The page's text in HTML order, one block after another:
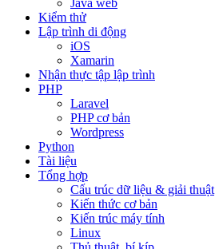
Java web
Kiểm thử
Lập trình di động
iOS
Xamarin
Nhận thực tập lập trình
PHP
Laravel
PHP cơ bản
Wordpress
Python
Tài liệu
Tổng hợp
Cấu trúc dữ liệu & giải thuật
Kiến thức cơ bản
Kiến trúc máy tính
Linux